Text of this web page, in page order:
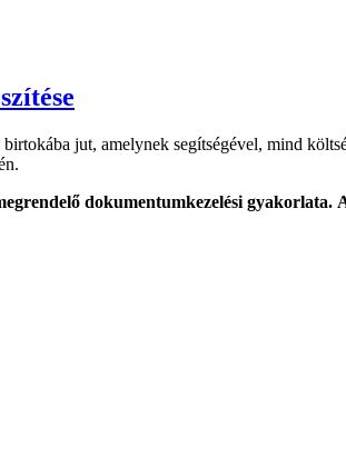
jut, amelynek segítségével, mind
dokumentumkezelési gyakorlata.